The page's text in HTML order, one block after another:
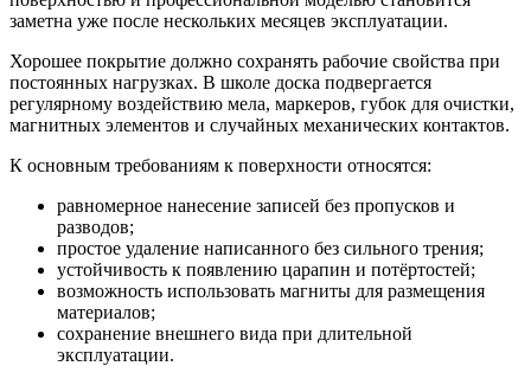
заметна уже после нескольких месяцев эксплуатации.
Хорошее покрытие должно сохранять рабочие свойства при
постоянных нагрузках. В школе доска подвергается
регулярному воздействию мела, маркеров, губок для очистки,
магнитных элементов и случайных механических контактов.
К основным требованиям к поверхности относятся:
равномерное нанесение записей без пропусков и
разводов;
простое удаление написанного без сильного трения;
устойчивость к появлению царапин и потёртостей;
возможность использовать магниты для размещения
материалов;
сохранение внешнего вида при длительной
эксплуатации.